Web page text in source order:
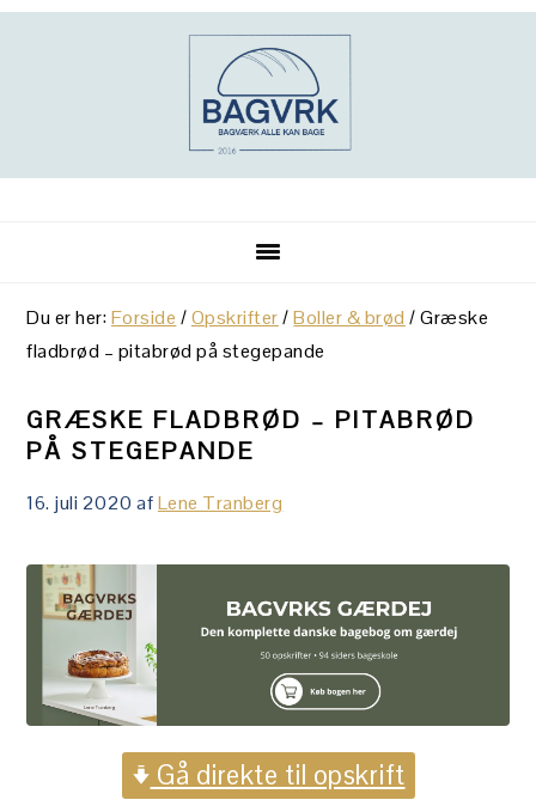
Gå
Skip
Gå
Du er her:Forside /Opskrifter / Boller & brød /Græske
fladbrød – pitabrød på stegepande
GRÆSKE FLADBRØD – PITABRØD
PÅ STEGEPANDE
16. juli 2020 afLene Tranberg
Gå direkte til opskrift